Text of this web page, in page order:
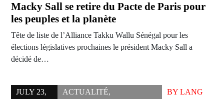
Macky Sall se retire du Pacte de Paris pour
les peuples et la planète
Tête de liste de l’Alliance Takku Wallu Sénégal pour les
élections législatives prochaines le président Macky Sall a
décidé de…
JULY 23,
ACTUALITÉ,
BYLANG